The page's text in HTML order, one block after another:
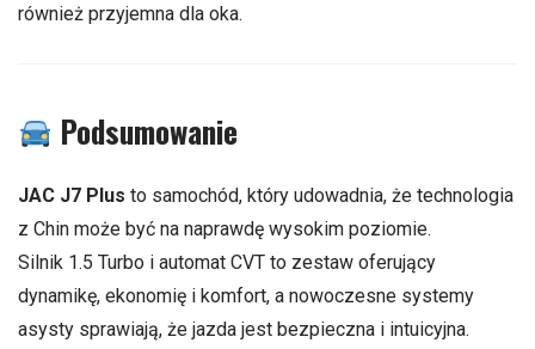
również przyjemna dla oka.
Podsumowanie
JAC J7 Plus to samochód, który udowadnia, że technologia
z Chin może być na naprawdę wysokim poziomie.
Silnik 1.5 Turbo i automat CVT to zestaw oferujący
dynamikę, ekonomię i komfort, a nowoczesne systemy
asysty sprawiają, że jazda jest bezpieczna i intuicyjna.